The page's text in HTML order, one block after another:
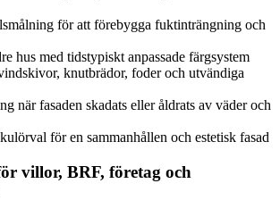
för att förebygga fuktinträngning och
hus med tidstypiskt anpassade färgsystem
knutbrädor, foder och utvändiga
när fasaden skadats eller åldrats av väder och
för en sammanhållen och estetisk fasad
villor, BRF, företag och